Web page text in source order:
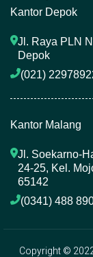
Kantor Depok
Jl. Raya PLN
Depok
(021)
Kantor Malang
Jl. Soekarno-
24-25, Kel.
65142
(0341) 488
Copyright ©